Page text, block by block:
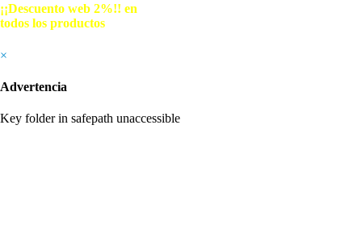
¡¡Descuento web 2%!! en
todos los productos
© Free
×
Advertencia
Key folder in safepath unaccessible